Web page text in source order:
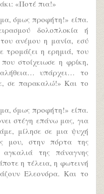
«Ποτέ πια!»
όμως προφήτη!» είπα.
δολοπλοκία ή
ανέμου η μανία, εσύ
τρομάζει η ερημιά, του
στοίχειωσε η φρίκη,
υπάρχει… το
σε παρακαλώ!» Και το
όμως προφήτη!» είπα.
στέγη επάνω μας, για
μίλησε σε μια ψυχή
μου, στην πόρτα της
της πάναγνης
η τέλεια, η φωτεινή
Ελεονόρα. Και το